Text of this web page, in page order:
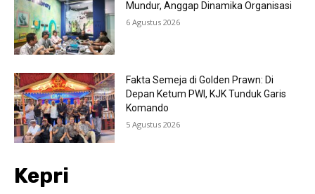
Mundur, Anggap Dinamika Organisasi
6 Agustus 2026
Fakta Semeja di Golden Prawn: Di
Depan Ketum PWI, KJK Tunduk Garis
Komando
5 Agustus 2026
Kepri